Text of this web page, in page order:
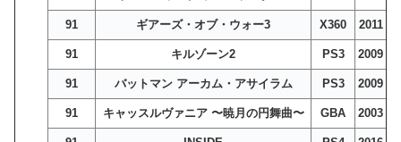
91 ギアーズ・オブ・ウォー3 X360 2011
91 キルゾーン2 PS3 2009
91 バットマン アーカム・アサイラム PS3 2009
91 キャッスルヴァニア 〜暁月の円舞曲〜 GBA 2003